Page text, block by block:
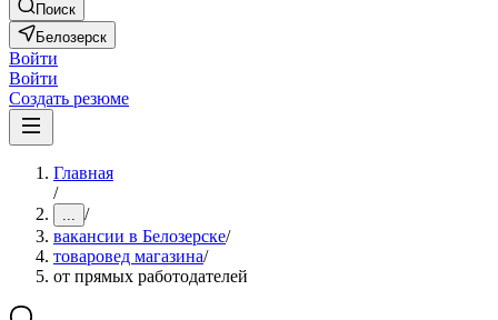
Поиск
Белозерск
Войти
Войти
Создать резюме
Главная
/
... /
вакансии в Белозерске/
товаровед магазина/
от прямых работодателей